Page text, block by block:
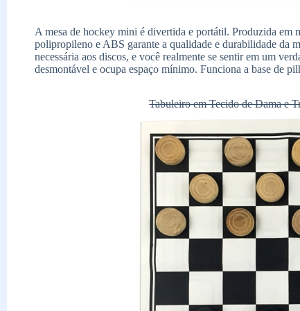
A mesa de hockey mini é divertida e portátil. Produzida em
polipropileno e ABS garante a qualidade e durabilidade da
necessária aos discos, e você realmente se sentir em um
desmontável e ocupa espaço mínimo. Funciona a base de
Tabuleiro em Tecido de Dama e